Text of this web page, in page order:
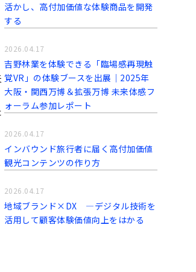
活かし、高付加価値な体験商品を開発
する
吉野林業を体験できる「臨場感再現触
覚VR」の体験ブースを出展｜2025年
大阪・関西万博＆拡張万博 未来体感フ
ォーラム参加レポート
2026.04.17
インバウンド旅行者に届く高付加価値
観光コンテンツの作り方
2026.04.17
地域ブランド×DX ―デジタル技術を
活用して顧客体験価値向上をはかる
2026.04.17